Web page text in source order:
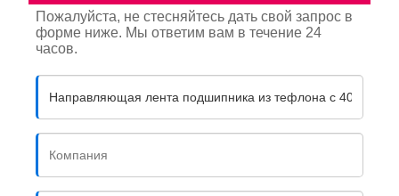
Пожалуйста, не стесняйтесь дать свой запрос в
форме ниже. Мы ответим вам в течение 24
часов.